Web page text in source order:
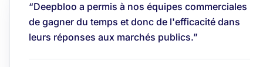
“Deepbloo a permis à nos équipes commerciales
de gagner du temps et donc de l'efficacité dans
leurs réponses aux marchés publics.”